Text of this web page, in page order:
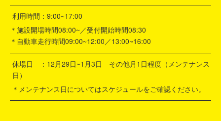
利用時間：9:00~17:00
＊施設開場時間08:00~／受付開始時間08:30
＊自動車走行時間09:00~12:00／13:00~16:00
休場日 ：12月29日~1月3日 その他月1日程度（メンテナンス
日）
＊メンテナンス日についてはスケジュールをご確認ください。